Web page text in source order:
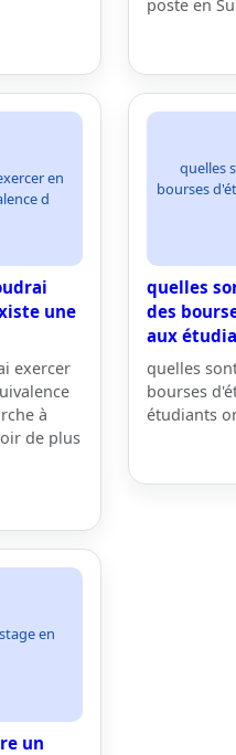
poste en
en
d
une
exercer
à
de plus
quelles
bourses
quelles
des
aux
quelles
bourses
étudiants
en
un